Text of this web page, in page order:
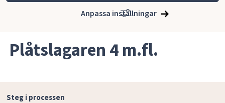
Anpassa inställningar
Pågående detaljplaner
Plåtslagaren 4 m.fl.
Steg i processen